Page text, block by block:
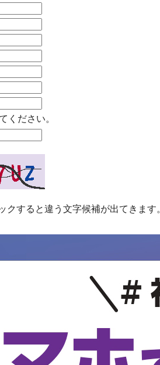
ください。
クすると違う文字候補が出てきます。